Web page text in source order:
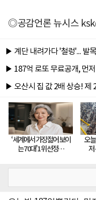
◎공감언론 뉴시스